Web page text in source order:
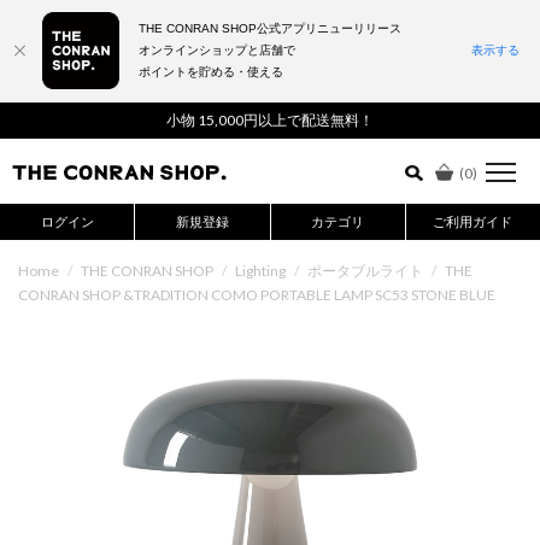
小物 15,000円以上で配送無料！
(0)
ログイン 新規登録 カテゴリ ご利用ガイド
詳細検索はこちら
Home / THE CONRAN SHOP / Lighting / ポータブルライト / THE
CONRAN SHOP &TRADITION COMO PORTABLE LAMP SC53 STONE BLUE
THE CONRAN SHOP公式アプリニューリリース
オンラインショップと店舗で
ポイントを貯める・使える
表示する